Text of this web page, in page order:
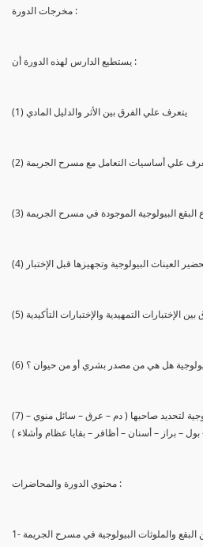
مخرجات الدورة :
يستطيع الدارس لهذه الدورة أن :
(1) يتعرف علي الفرق بين الأثر والدليل المادي
يتعرف علي أساسيات التعامل مع مسرح الجريمة
البقع البيولوجية الموجودة في مسرح الجريمة
العينات البيولوجية وتجهيزها قبل الإختبار
الإختبارات التمهيدية والإختبارات التأكيدية
هل هي من مصدر بشري أو من حيوان ؟
(7) إجراء الإختبارات علي العينة البيولوجية لتحديد صاحبها ( دم – عرق – سائل منوي –
– براز – أسنان – أظافر – بقايا عظام وأشلاء )
محتوي الدورة والمحاضرات :
البقع والملوثات البيولوجية في مسرح الجريمة